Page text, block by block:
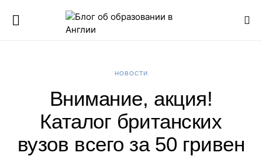
НОВОСТИ
Внимание, акция!
Каталог британских
вузов всего за 50 гривен